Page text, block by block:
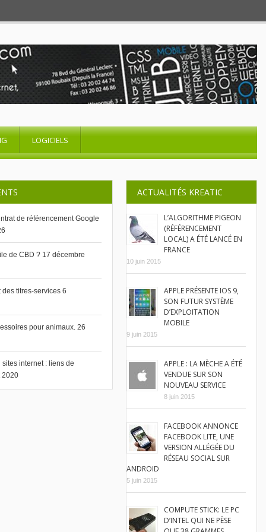
LOGICIELS
ACTUALITÉS KREATIC
L’ALGORITHME PIGEON
(RÉFÉRENCEMENT
LOCAL) A ÉTÉ LANCÉ EN
FRANCE
10 juin 2015
APPLE PRÉSENTE IOS 9,
SON FUTUR SYSTÈME
D’EXPLOITATION
MOBILE
9 juin 2015
APPLE : LA MÈCHE A ÉTÉ
VENDUE SUR SON
NOUVEAU SERVICE
8 juin 2015
FACEBOOK ANNONCE
FACEBOOK LITE, UNE
VERSION ALLÉGÉE DU
RÉSEAU SOCIAL SUR
ANDROID
5 juin 2015
COMPUTE STICK: LE PC
D’INTEL QUI NE PÈSE
de référencement Google
de CBD ? 17 décembre
des titres-services 6
pour animaux. 26
internet : liens de
2020